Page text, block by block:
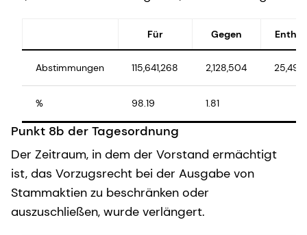
Für Gegen
Abstimmungen 115,641,268 2,128,504 25,493
% 98.19 1.81
Punkt 8b der Tagesordnung
Der Zeitraum, in dem der Vorstand ermächtigt
ist, das Vorzugsrecht bei der Ausgabe von
Stammaktien zu beschränken oder
auszuschließen, wurde verlängert.